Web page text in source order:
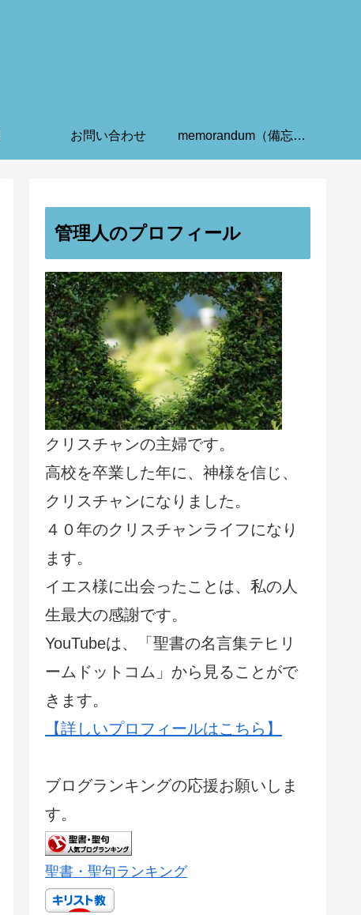
お問い合わせ memorandum（備忘録）
管理人のプロフィール
クリスチャンの主婦です。
高校を卒業した年に、神様を信じ、
クリスチャンになりました。
４０年のクリスチャンライフになり
ます。
イエス様に出会ったことは、私の人
生最大の感謝です。
YouTubeは、「聖書の名言集テヒリ
ームドットコム」から見ることがで
きます。
【詳しいプロフィールはこちら】
ブログランキングの応援お願いしま
す。
聖書・聖句ランキング